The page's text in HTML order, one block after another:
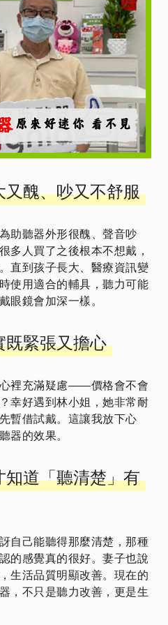
醜、吵又不舒服
助聽器外形很醜、聲音吵
多人買了之後根本不想戴，
直到孩子長大、醫療資訊變
使用適合的輔具，聽力可能
眼鏡會加深一樣。
既緊張又擔心
裡充滿疑慮——價格會不會
幸好遇到林小姐，她非常耐
暫借試戴。這讓我放下心
器的效果。
知道「聽清楚」有
自己能聽得那麼清楚，那種
的感覺真的很好。妻子也說
生活品質明顯改善。現在的
，不只是聽力改善，更是生